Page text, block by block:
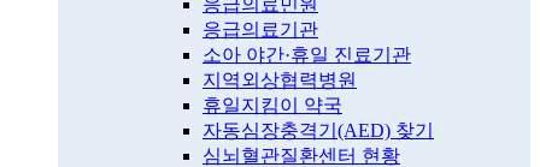
응급의료기관
소아 야간·휴일 진료기관
지역외상협력병원
휴일지킴이 약국
자동심장충격기(AED) 찾기
심뇌혈관질환센터 현황